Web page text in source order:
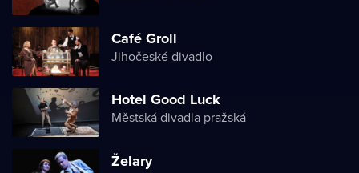
Café Groll
Jihočeské divadlo
Hotel Good Luck
Městská divadla pražská
Želary